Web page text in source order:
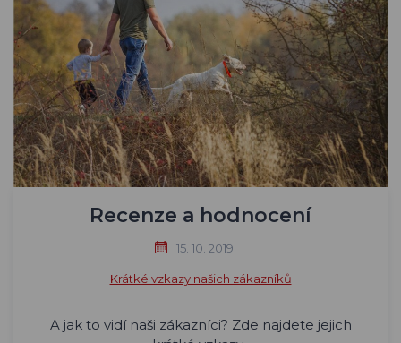
Recenze a hodnocení
15. 10. 2019
Krátké vzkazy našich zákazníků
A jak to vidí naši zákazníci? Zde najdete jejich